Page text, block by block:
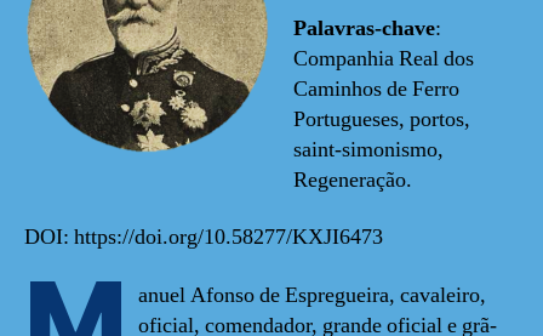
Palavras-chave:
Companhia Real dos
Caminhos de Ferro
Portugueses, portos,
saint-simonismo,
Regeneração.
DOI: https://doi.org/10.58277/KXJI6473
anuel Afonso de Espregueira, cavaleiro,
oficial, comendador, grande oficial e grã-